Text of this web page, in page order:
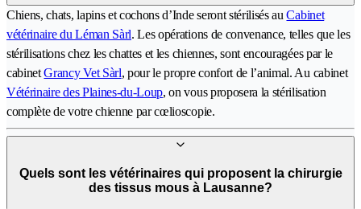
Chiens, chats, lapins et cochons d’Inde seront stérilisés auCabinet
vétérinaire du Léman Sàrl. Les opérations de convenance, telles que les
stérilisations chez les chattes et les chiennes, sont encouragées par le
cabinetGrancy Vet Sàrl, pour le propre confort de l’animal. Au cabinet
Vétérinaire des Plaines-du-Loup, on vous proposera la stérilisation
complète de votre chienne par cœlioscopie.
Quels sont les vétérinaires qui proposent la chirurgie
des tissus mous à Lausanne?